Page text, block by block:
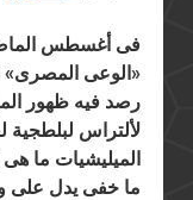
فى أغسطس
«الوعى المصرى»
رصد فيه ظهور
لألتراس لبلطجية
الميليشيات ما هى
ما خفى يدل على